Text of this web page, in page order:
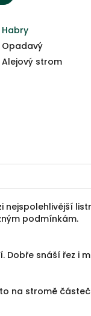
Habry
Opadavý
Alejový strom
nejspolehlivější
podmínkám.
Dobře snáší řez i
na stromě